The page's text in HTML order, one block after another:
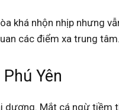
khá nhộn nhịp nhưng
các điểm xa trung tâm.
Yên
dương. Mắt cá ngừ